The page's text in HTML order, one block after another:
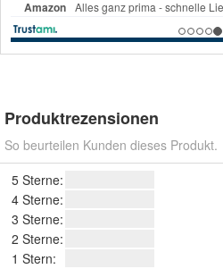
Produktrezensionen
So beurteilen Kunden dieses Produkt.
5 Sterne:
4 Sterne:
3 Sterne:
2 Sterne:
1 Stern: